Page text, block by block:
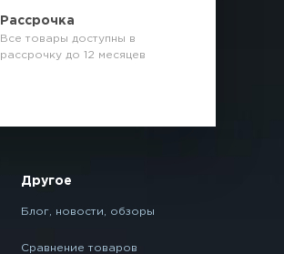
Рассрочка
Все товары доступны в
рассрочку до 12 месяцев
Другое
Блог, новости, обзоры
Сравнение товаров